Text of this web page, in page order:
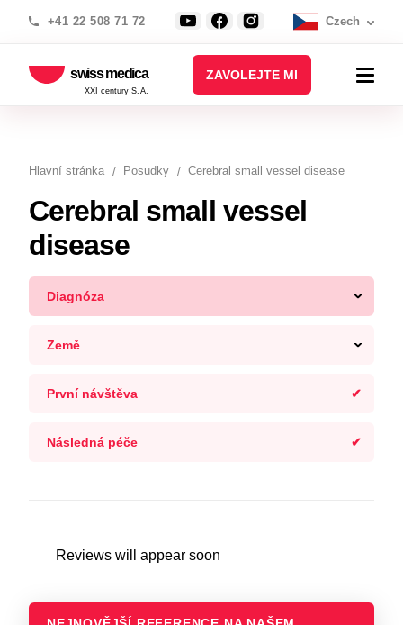
+41 22 508 71 72 Czech
swiss medica
XXI century S.A.
ZAVOLEJTE MI
Hlavní stránka Posudky Cerebral small vessel disease
Cerebral small vessel
disease
Diagnóza
Země
První návštěva
Následná péče
Reviews will appear soon